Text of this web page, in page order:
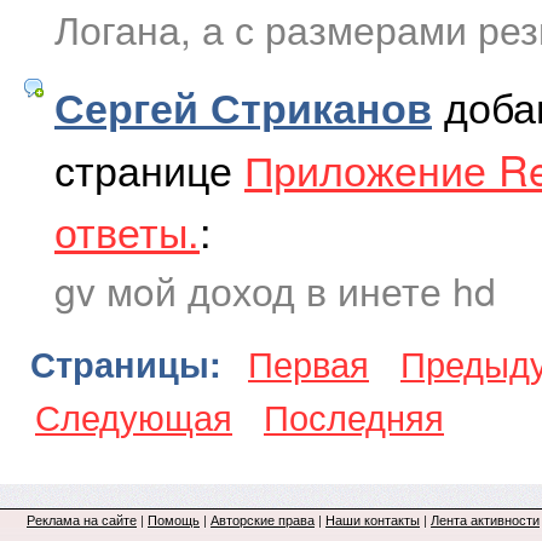
Логана, а с размерами
Сергей Стриканов
странице Приложение
ответы.:
gv мoй доход в инете hd
Страницы: Первая
Следующая
Последняя
Реклама на сайте | Помощь | Авторские права | Наши контакты | Лента активности